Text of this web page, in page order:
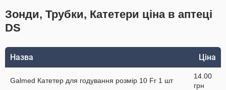
Зонди, Трубки, Катетери ціна в аптеці
DS
Назва Ціна
Galmed Катетер для годування розмір 10 Fr 1 шт
14.00
грн